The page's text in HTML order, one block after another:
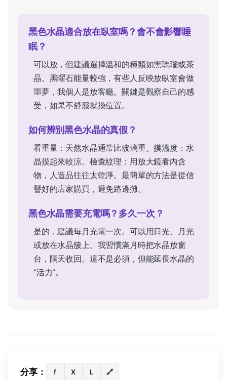
黑色水晶適合放在臥室嗎？會不會影響睡
眠？
可以放，但建議選擇溫和的種類如黑瑪瑙或茶
晶。黑曜石能量較強，有些人反映放臥室會做
噩夢，我個人是放客廳。關鍵是觀察自己的感
受，如果不舒服就換位置。
如何辨別黑色水晶的真假？
看重量：天然水晶通常比玻璃重。摸溫度：水
晶摸起來較涼。檢查紋理：用放大鏡看內含
物，人造品往往太乾淨。最簡單的方法是從信
譽好的店家購買，避免路邊攤。
黑色水晶需要充電嗎？多久一次？
是的，建議每月充電一次。可以用日光、月光
或放在水晶簇上。我習慣滿月時把水晶放窗
台，隔天收回。這不是必須，但能延長水晶的
“活力”。
分享： f X L 🔗